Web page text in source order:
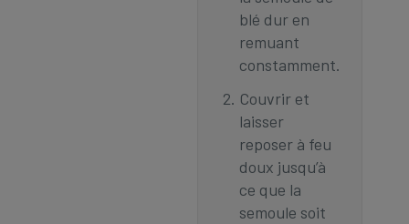
blé dur en
remuant
constamment.
Couvrir et
laisser
reposer à feu
doux jusqu’à
ce que la
semoule soit